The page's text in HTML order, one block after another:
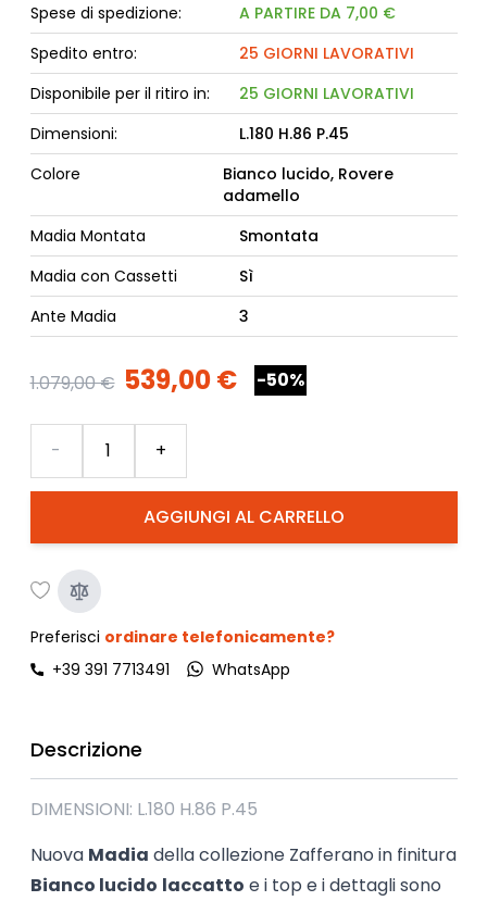
Spese di spedizione:
A PARTIRE DA 7,00 €
Spedito entro:
25 GIORNI LAVORATIVI
Disponibile per il ritiro in:
25 GIORNI LAVORATIVI
Dimensioni:
L.180 H.86 P.45
Colore
Bianco lucido, Rovere
adamello
Madia Montata
Smontata
Madia con Cassetti
Sì
Ante Madia
3
1.079,00 € 539,00 € -50%
AGGIUNGI AL CARRELLO
- +
Preferisci ordinare telefonicamente?
+39 391 7713491
WhatsApp
Descrizione
DIMENSIONI: L.180 H.86 P.45
Nuova Madia della collezione Zafferano in finitura
Bianco lucido laccatto e i top e i dettagli sono